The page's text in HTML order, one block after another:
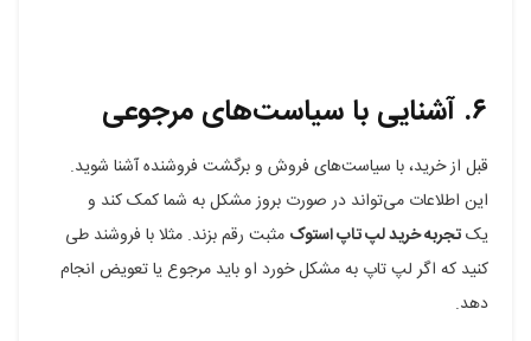
۶. آشنایی با سیاست‌های مرجوعی
قبل از خرید، با سیاست‌های فروش و برگشت فروشنده آشنا شوید.
این اطلاعات می‌تواند در صورت بروز مشکل به شما کمک کند و
یکتجربه خرید لپ تاپ استوک مثبت رقم بزند. مثلا با فروشند طی
کنید که اگر لپ تاپ به مشکل خورد او باید مرجوع یا تعویض انجام
دهد.